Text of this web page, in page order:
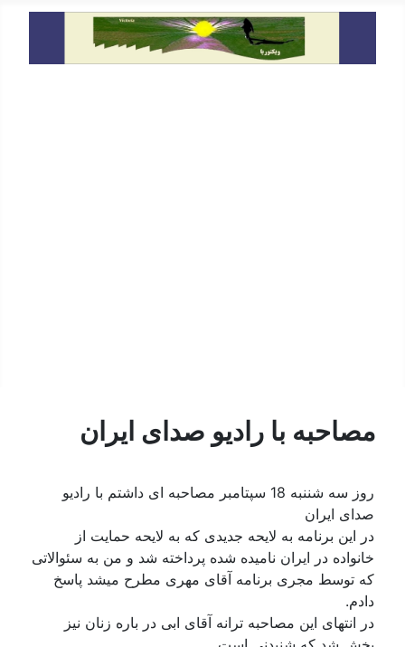
مصاحبه با رادیو صدای ایران
روز سه شننبه 18 سپتامبر مصاحبه ای داشتم با رادیو
صدای ایران
در این برنامه به لایحه جدیدی که به لایحه حمایت از
خانواده در ایران نامیده شده پرداخته شد و من به سئوالاتی
که توسط مجری برنامه آقای مهری مطرح میشد پاسخ
دادم.
در انتهای این مصاحبه ترانه آقای ابی در باره زنان نیز